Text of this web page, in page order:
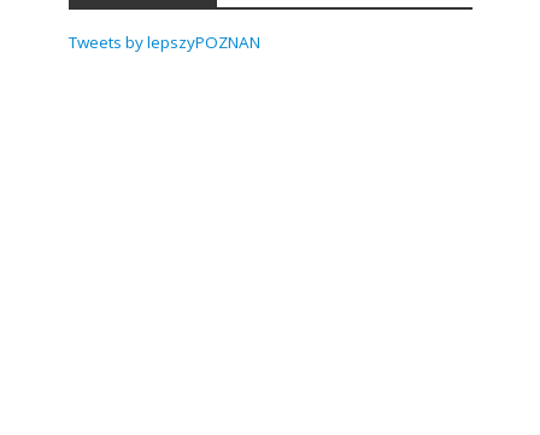
Tweets by lepszyPOZNAN